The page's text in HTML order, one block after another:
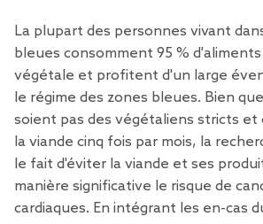
La plupart des personnes vivant
bleues consomment 95 % d'aliments
végétale et profitent d'un large
le régime des zones bleues. Bien
soient pas des végétaliens stricts et
la viande cinq fois par mois, la
le fait d'éviter la viande et ses
manière significative le risque de
cardiaques. En intégrant les en-cas